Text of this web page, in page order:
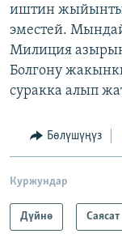
иштин
эместей. Мындай
Милиция
Болгону
суракка алып
Бөлүшүңүз
Куржундар
Дүйнө Саясат